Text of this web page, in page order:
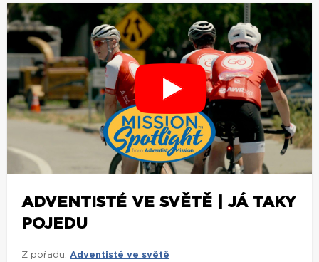
ADVENTISTÉ VE SVĚTĚ | JÁ TAKY
POJEDU
Z pořadu: Adventisté ve světě